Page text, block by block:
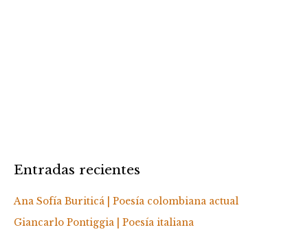
Entradas recientes
Ana Sofía Buriticá | Poesía colombiana actual
Giancarlo Pontiggia | Poesía italiana